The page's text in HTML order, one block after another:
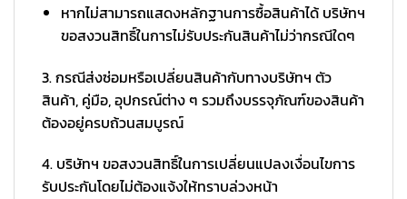
หากไม่สามารถแสดงหลักฐานการซื้อสินค้าได้ บริษัทฯ
ขอสงวนสิทธิ์ในการไม่รับประกันสินค้าไม่ว่ากรณีใดๆ
3. กรณีส่งซ่อมหรือเปลี่ยนสินค้ากับทางบริษัทฯ ตัว
สินค้า, คู่มือ, อุปกรณ์ต่าง ๆ รวมถึงบรรจุภัณฑ์ของสินค้า
ต้องอยู่ครบถ้วนสมบูรณ์
4. บริษัทฯ ขอสงวนสิทธิ์ในการเปลี่ยนแปลงเงื่อนไขการ
รับประกันโดยไม่ต้องแจ้งให้ทราบล่วงหน้า